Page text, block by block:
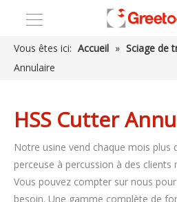
Vous êtes ici: Accueil » Sciage de
Annulaire
HSS Cutter
Notre usine vend chaque mois plus
perceuse à percussion à des clients
Vous pouvez compter sur nous
besoin. Une gamme complète de